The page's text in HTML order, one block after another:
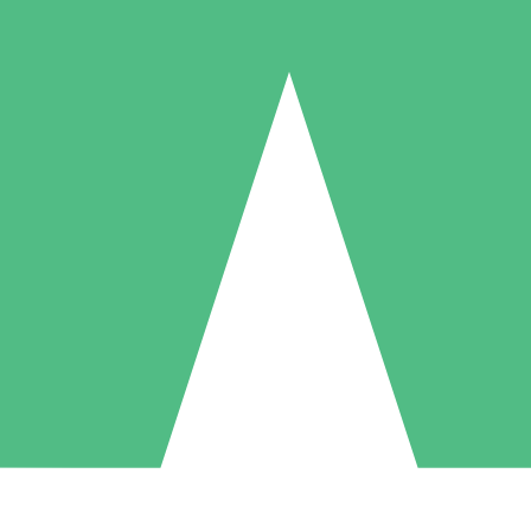
Individuella Kreditpaket
per användning med nedladdningskrediter. Inget månatligt åtagande
5 Nedladdningar
US$